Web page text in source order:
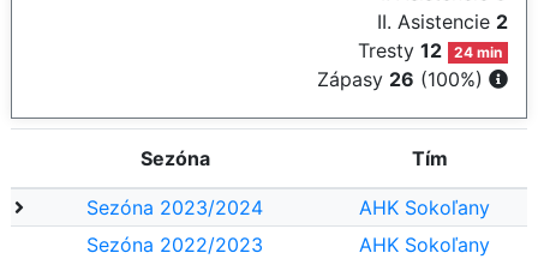
II. Asistencie 2
Tresty12 24 min
Zápasy 26 (100%)
Sezóna Tím
Sezóna 2023/2024
AHK Sokoľany
Sezóna 2022/2023
AHK Sokoľany